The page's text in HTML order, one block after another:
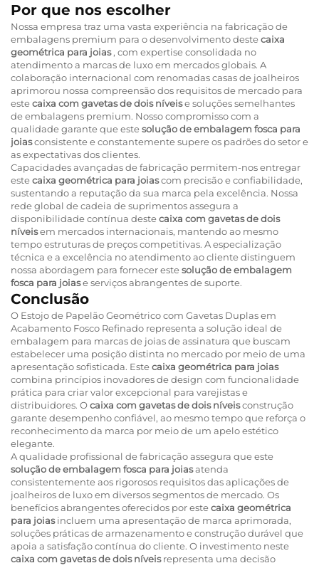
Por que nos escolher
Nossa empresa traz uma vasta experiência na fabricação de
embalagens premium para o desenvolvimento destecaixa
geométrica para joias, com expertise consolidada no
atendimento a marcas de luxo em mercados globais. A
colaboração internacional com renomadas casas de joalheiros
aprimorou nossa compreensão dos requisitos de mercado para
estecaixa com gavetas de dois níveise soluções semelhantes
de embalagens premium. Nosso compromisso com a
qualidade garante que estesolução de embalagem fosca para
joiasconsistente e constantemente supere os padrões do setor e
as expectativas dos clientes.
Capacidades avançadas de fabricação permitem-nos entregar
estecaixa geométrica para joiascom precisão e confiabilidade,
sustentando a reputação da sua marca pela excelência. Nossa
rede global de cadeia de suprimentos assegura a
disponibilidade contínua destecaixa com gavetas de dois
níveisem mercados internacionais, mantendo ao mesmo
tempo estruturas de preços competitivas. A especialização
técnica e a excelência no atendimento ao cliente distinguem
nossa abordagem para fornecer estesolução de embalagem
fosca para joiase serviços abrangentes de suporte.
Conclusão
O Estojo de Papelão Geométrico com Gavetas Duplas em
Acabamento Fosco Refinado representa a solução ideal de
embalagem para marcas de joias de assinatura que buscam
estabelecer uma posição distinta no mercado por meio de uma
apresentação sofisticada. Estecaixa geométrica para joias
combina princípios inovadores de design com funcionalidade
prática para criar valor excepcional para varejistas e
distribuidores. Ocaixa com gavetas de dois níveisconstrução
garante desempenho confiável, ao mesmo tempo que reforça o
reconhecimento da marca por meio de um apelo estético
elegante.
A qualidade profissional de fabricação assegura que este
solução de embalagem fosca para joiasatenda
consistentemente aos rigorosos requisitos das aplicações de
joalheiros de luxo em diversos segmentos de mercado. Os
benefícios abrangentes oferecidos por estecaixa geométrica
para joiasincluem uma apresentação de marca aprimorada,
soluções práticas de armazenamento e construção durável que
apoia a satisfação contínua do cliente. O investimento neste
caixa com gavetas de dois níveisrepresenta uma decisão